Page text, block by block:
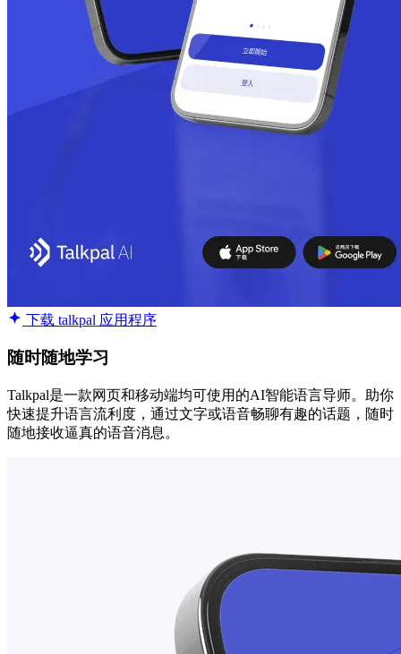
下载 talkpal 应用程序
随时随地学习
Talkpal是一款网页和移动端均可使用的AI智能语言导师。助你
快速提升语言流利度，通过文字或语音畅聊有趣的话题，随时
随地接收逼真的语音消息。